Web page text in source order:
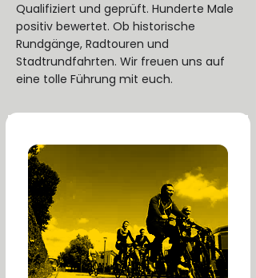
Qualifiziert und geprüft. Hunderte Male
positiv bewertet. Ob historische
Rundgänge, Radtouren und
Stadtrundfahrten. Wir freuen uns auf
eine tolle Führung mit euch.